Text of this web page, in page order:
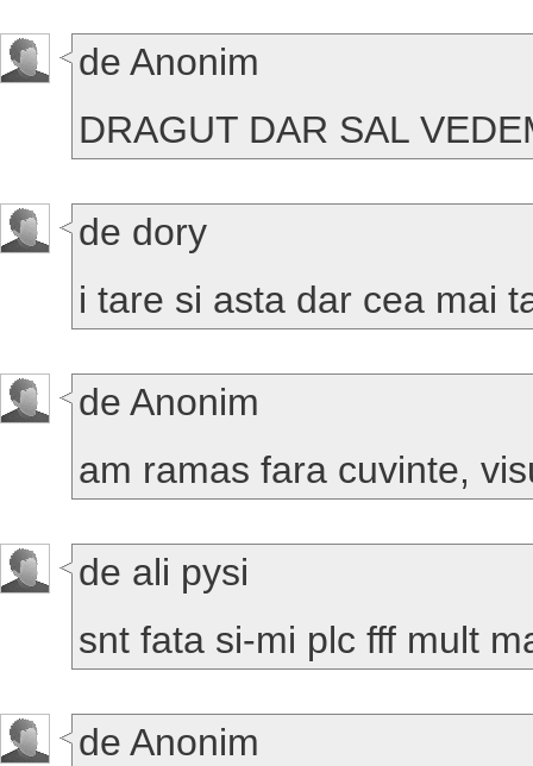
de Anonim
DRAGUT DAR SAL
de dory
i tare si asta dar cea mai
de Anonim
am ramas fara cuvinte,
de ali pysi
snt fata si-mi plc fff mult
de Anonim